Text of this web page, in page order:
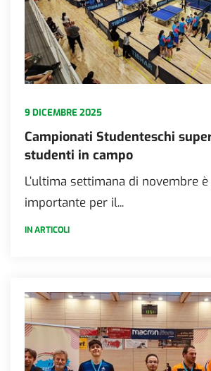
9 DICEMBRE 2025
Campionati Studenteschi
studenti in campo
L’ultima settimana di novembre
importante per il...
IN ARTICOLI